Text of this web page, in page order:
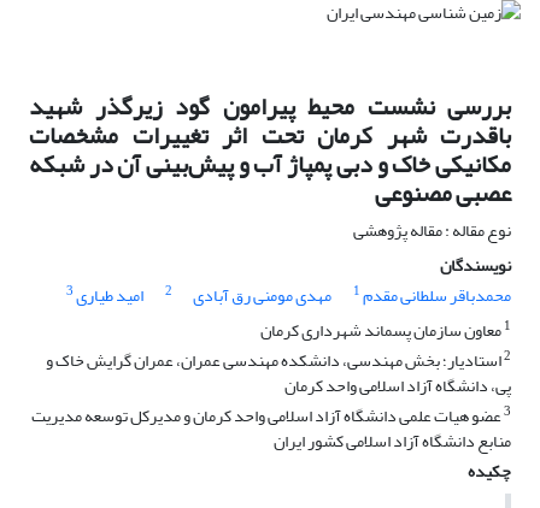
بررسی نشست محیط پیرامون گود زیرگذر شهید
باقدرت شهر کرمان تحت اثر تغییرات مشخصات
مکانیکی خاک و دبی پمپاژ آب و پیش‌بینی آن در شبکه
عصبی مصنوعی
نوع مقاله : مقاله پژوهشی
نویسندگان
محمدباقر سلطانی مقدم1 مهدی مومنی رق آبادی 2 امید طیاری3
1معاون سازمان پسماند شهرداری کرمان
2استادیار؛ بخش مهندسی، دانشکده مهندسی عمران، عمران گرایش خاک و
پی، دانشگاه آزاد اسلامی واحد کرمان
3عضو هیات علمی دانشگاه آزاد اسلامی واحد کرمان و مدیرکل توسعه مدیریت
منابع دانشگاه آزاد اسلامی کشور ایران
چکیده